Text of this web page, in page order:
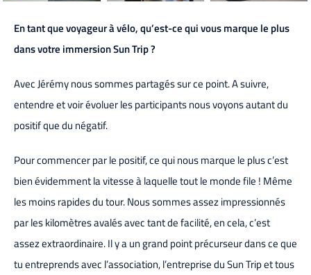
En tant que voyageur à vélo, qu’est-ce qui vous marque le plus
dans votre immersion Sun Trip ?
Avec Jérémy nous sommes partagés sur ce point. A suivre,
entendre et voir évoluer les participants nous voyons autant du
positif que du négatif.
Pour commencer par le positif, ce qui nous marque le plus c’est
bien évidemment la vitesse à laquelle tout le monde file ! Même
les moins rapides du tour. Nous sommes assez impressionnés
par les kilomètres avalés avec tant de facilité, en cela, c’est
assez extraordinaire. Il y a un grand point précurseur dans ce que
tu entreprends avec l’association, l’entreprise du Sun Trip et tous